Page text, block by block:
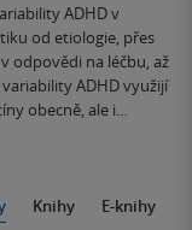
ADHD v
od etiologie, přes
odpovědi na léčbu, až
ADHD využijí
obecně, ale i…
Knihy E-knihy